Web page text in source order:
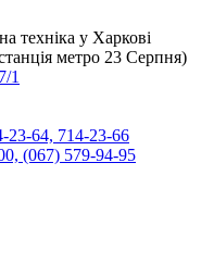
техніка у Харкові
метро 23 Серпня)
1
23-64, 714-23-66
(067) 579-94-95